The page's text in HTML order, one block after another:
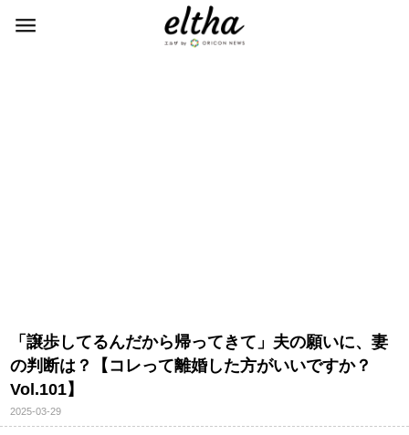
「譲歩してるんだから帰ってきて」夫の願いに、妻
の判断は？【コレって離婚した方がいいですか？
Vol.101】
2025-03-29